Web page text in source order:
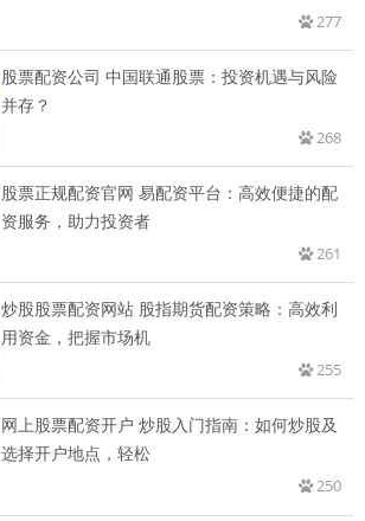
277
股票配资公司 中国联通股票：投资机遇与风险
并存？
268
股票正规配资官网 易配资平台：高效便捷的配
资服务，助力投资者
261
炒股股票配资网站 股指期货配资策略：高效利
用资金，把握市场机
255
网上股票配资开户 炒股入门指南：如何炒股及
选择开户地点，轻松
250